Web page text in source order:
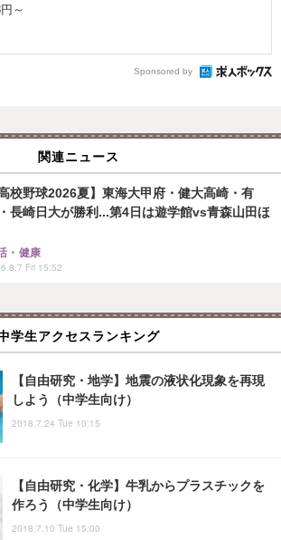
～
Sponsored by
関連ニュース
高校野球2026夏】東海大甲府・健大高崎・有
長崎日大が勝利...第4日は遊学館vs青森山田ほ
・健康
Fri 15:52
学生アクセスランキング
【自由研究・地学】地震の液状化現象を再現
しよう（中学生向け）
2018.7.24 Tue 10:15
【自由研究・化学】牛乳からプラスチックを
作ろう（中学生向け）
2018.7.10 Tue 15:00